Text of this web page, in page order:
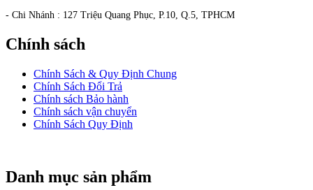
- Chi Nhánh : 127 Triệu Quang Phục, P.10, Q.5, TPHCM
Chính sách
Chính Sách & Quy Định Chung
Chính Sách Đổi Trả
Chính sách Bảo hành
Chính sách vận chuyển
Chính Sách Quy Định
Danh mục sản phẩm